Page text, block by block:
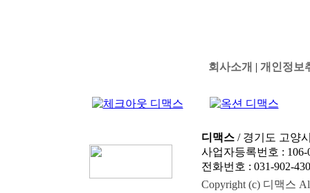
회사소개 | 개인정보
디맥스/ 경기도 고양
사업자등록번호 :
전화번호 : 031-902-
Copyright (c) 디맥스